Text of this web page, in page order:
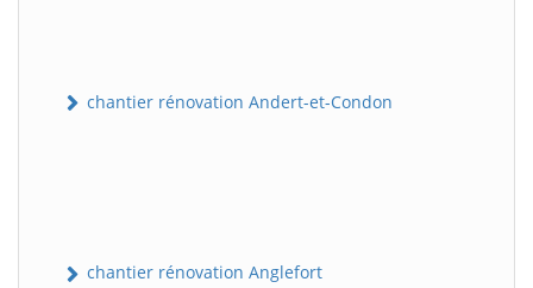
chantier rénovation Andert-et-Condon
chantier rénovation Anglefort